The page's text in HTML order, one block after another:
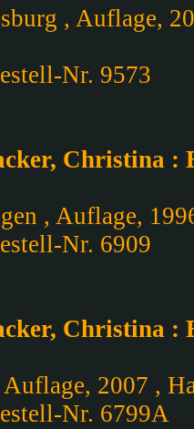
, Auflage,
Nr. 9573
Christina :
, Auflage,
Nr. 6909
Christina :
2007 ,
Nr. 6799A